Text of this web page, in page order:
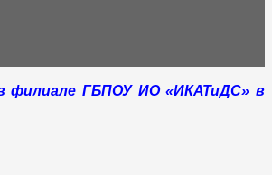
филиале ГБПОУ ИО «ИКАТиДС» в